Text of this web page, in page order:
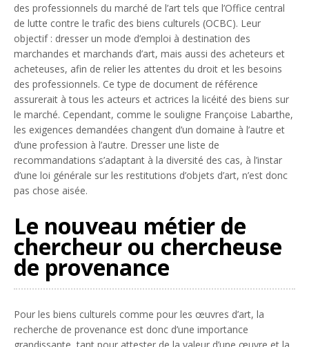
des professionnels du marché de l’art tels que l’Office central
de lutte contre le trafic des biens culturels (OCBC). Leur
objectif : dresser un mode d’emploi à destination des
marchandes et marchands d’art, mais aussi des acheteurs et
acheteuses, afin de relier les attentes du droit et les besoins
des professionnels. Ce type de document de référence
assurerait à tous les acteurs et actrices la licéité des biens sur
le marché. Cependant, comme le souligne Françoise Labarthe,
les exigences demandées changent d’un domaine à l’autre et
d’une profession à l’autre. Dresser une liste de
recommandations s’adaptant à la diversité des cas, à l’instar
d’une loi générale sur les restitutions d’objets d’art, n’est donc
pas chose aisée.
Le nouveau métier de
chercheur ou chercheuse
de provenance
Pour les biens culturels comme pour les œuvres d’art, la
recherche de provenance est donc d’une importance